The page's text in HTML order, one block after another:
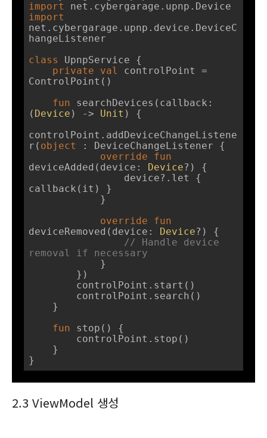
import
import
net.cybergarage.upnp.device.DeviceC
hangeListener
class
UpnpService
{
private
val
controlPoint =
ControlPoint()
fun
searchDevices (callback:
( Device ) -> Unit )
{
controlPoint.addDeviceChangeListene
r( object
: DeviceChangeListener {
override
fun
deviceAdded (device: Device?)
{
callback(it) }
override
fun
deviceRemoved (device: Device?)
{
// Handle device
removal if necessary
fun
stop ()
{
}
2.3 ViewModel 생성